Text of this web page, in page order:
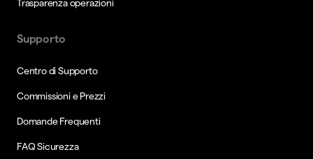
Trasparenza operazioni
Supporto
Centro di Supporto
Commissioni e Prezzi
Domande Frequenti
FAQ Sicurezza